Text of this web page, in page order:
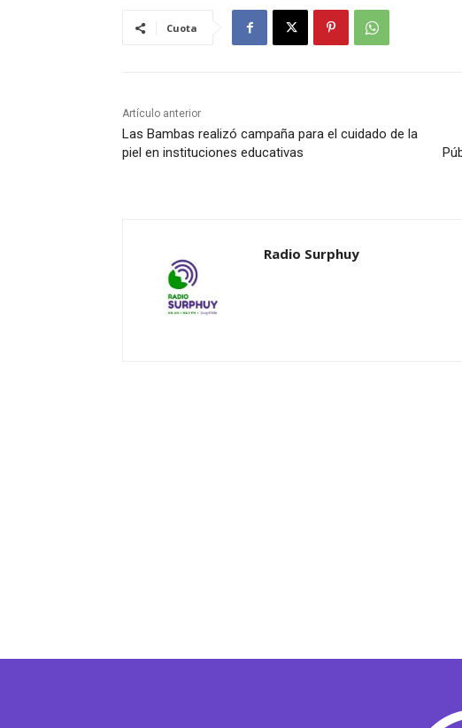
Cuota
Artículo anterior
Las Bambas realizó campaña para el cuidado de la
piel en instituciones educativas
Radio Surphuy